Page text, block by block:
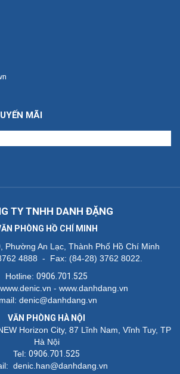
MÃI
TY TNHH DANH ĐẶNG
PHÒNG HỒ CHÍ MINH
Phường An Lạc, Thành Phố Hồ Chí Minh
4888 - Fax: (84-28) 3762 8022.
Hotline: 0906.701.525
- www.danhdang.vn
denic@danhdang.vn
VĂN PHÒNG HÀ NỘI
Horizon City, 87 Lĩnh Nam, Vĩnh Tuy, TP
Hà Nội
Tel: 0906.701.525
denic.han@danhdang.vn